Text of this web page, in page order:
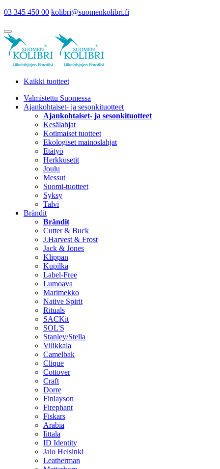
03 345 450 00 kolibri@suomenkolibri.fi
Kaikki tuotteet
Valmistettu Suomessa
Ajankohtaiset- ja sesonkituotteet
Ajankohtaiset- ja sesonkituotteet
Kesälahjat
Kotimaiset tuotteet
Ekologiset mainoslahjat
Etätyö
Herkkusetit
Joulu
Messut
Suomi-tuotteet
Syksy
Talvi
Brändit
Brändit
Cutter & Buck
J.Harvest & Frost
Jack & Jones
Klippan
Kupilka
Label-Free
Lumoava
Marimekko
Native Spirit
Rituals
SACKit
SOL'S
Stanley/Stella
Vilikkala
Camelbak
Clique
Cottover
Craft
Dorre
Finlayson
Firephant
Fiskars
Arabia
Iittala
ID Identity
Jalo Helsinki
Leatherman